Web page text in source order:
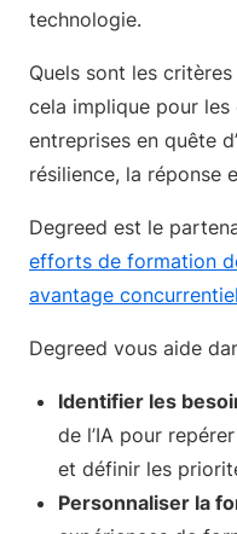
technologie.
Quels sont les
cela implique pour
entreprises en quête
résilience, la réponse
Degreed est le
efforts de formation
avantage concurrentiel
Degreed vous aide
Identifier les
de l’IA pour
et définir les
Personnaliser la